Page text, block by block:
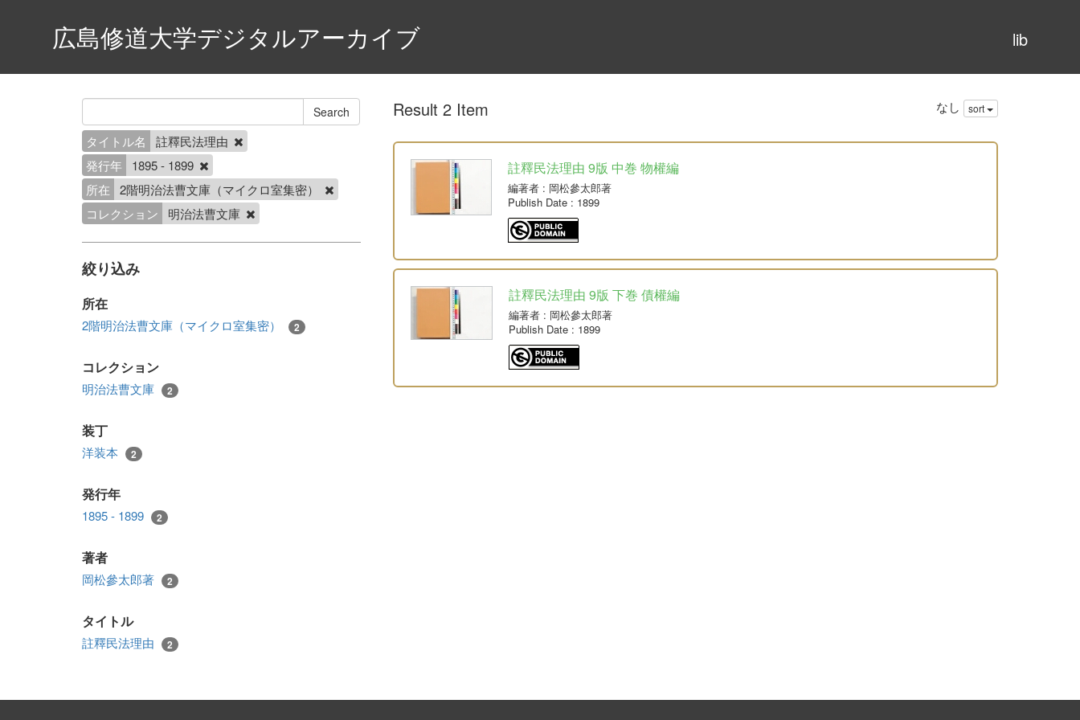
lib
広島修道大学デジタルアーカイブ
タイトル名
註釋民法理由
発行年
1895 - 1899
所在
2階明治法曹文庫（マイクロ室集密）
コレクション
明治法曹文庫
絞り込み
所在
2階明治法曹文庫（マイクロ室集密） 2
コレクション
明治法曹文庫 2
装丁
洋装本 2
発行年
1895 - 1899 2
著者
岡松參太郎著 2
タイトル
註釋民法理由 2
Result 2 Item なし sort
註釋民法理由 9版 中巻 物權編
編著者: 岡松參太郎著
Publish Date: 1899
註釋民法理由 9版 下巻 債權編
編著者: 岡松參太郎著
Publish Date: 1899